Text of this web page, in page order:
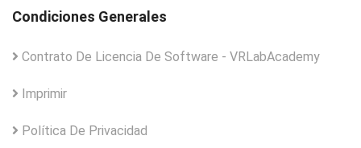
Condiciones Generales
Contrato De Licencia De Software - VRLabAcademy
Imprimir
Política De Privacidad